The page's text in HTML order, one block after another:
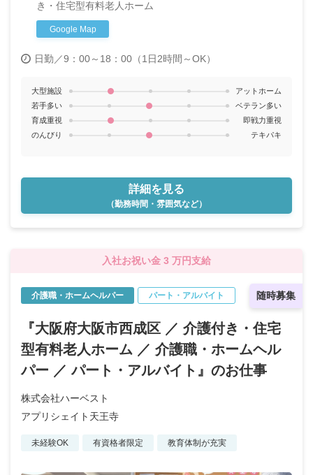
◎週1～OK！車通勤もOK
き・住宅型有料老人ホーム
Google Map
日勤／9：00～18：00（1日2時間～OK）
大型施設
アットホーム
若手多い
ベテラン多い
育成重視
即戦力重視
のんびり
テキパキ
詳細を見る
（勤務時間・雰囲気など）
入社お祝い金 3 万円支給
随時募集
介護職・ホームヘルパー パート・アルバイト
『大阪府大阪市西成区 ／ 介護付き・住宅
型有料老人ホーム ／ 介護職・ホームヘル
パー ／ パート・アルバイト』のお仕事
株式会社ハーベスト
アプリシェイト天王寺
未経験OK 有資格者限定 教育体制が充実